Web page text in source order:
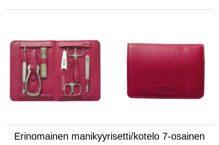
Erinomainen manikyyrisetti/kotelo 7-osainen